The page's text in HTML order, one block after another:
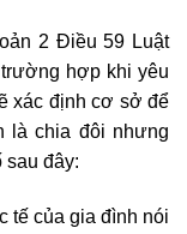
2 Điều 59 Luật
hợp khi yêu
xác định cơ sở để
là chia đôi nhưng
sau đây:
tế của gia đình nói